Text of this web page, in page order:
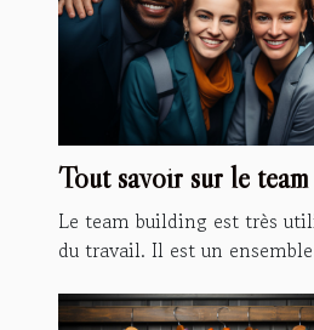
Tout savoir sur le
Le team building est très
du travail. Il est un